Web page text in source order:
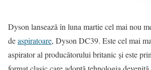
Dyson lansează în luna martie cel mai nou
deaspiratoare, Dyson DC39. Este cel mai
aspirator al producătorului britanic şi este